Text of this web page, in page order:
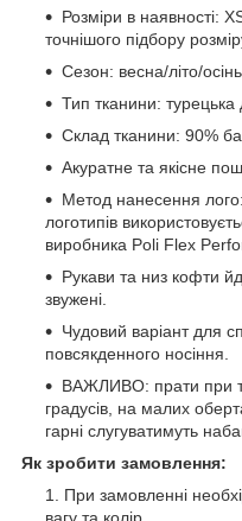
Розміри в наявності:
точнішого підбору
Сезон: весна/літо/осінь.
Тип тканини: турецька
Склад тканини: 90%
Акуратне та якісне
Метод нанесення
логотипів
виробника Poli Flex
Рукави та низ кофти
звужені.
Чудовий варіант для
повсякденного носіння.
ВАЖЛИВО: прати при
градусів, на малих
гарні слугуватимуть
Як зробити замовлення:
При замовленні
вагу та колір.